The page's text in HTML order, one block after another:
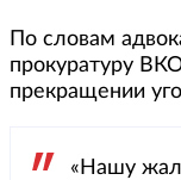
По словам
прокуратуру
прекращении
«Нашу